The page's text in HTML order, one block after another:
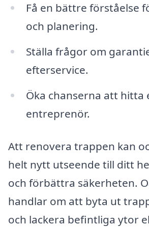
Få en bättre förståelse
och planering.
Ställa frågor om
efterservice.
Öka chanserna att hitta
entreprenör.
Att renovera trappen kan
helt nytt utseende till ditt
och förbättra säkerheten.
handlar om att byta ut
och lackera befintliga ytor